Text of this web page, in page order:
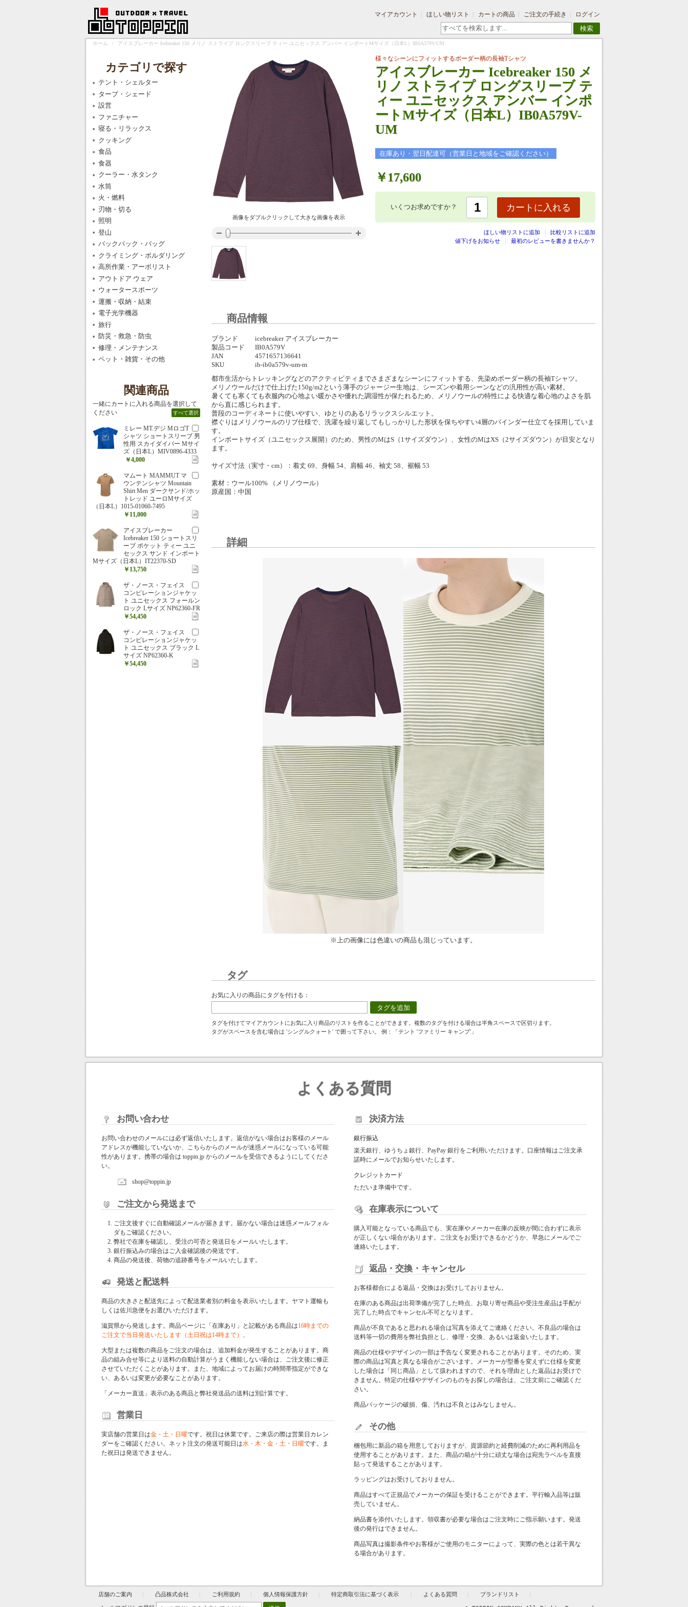
マイアカウント ほしい物リスト カートの商品 ご注文の手続き ログイン
検索
ホーム / アイスブレーカー Icebreaker 150 メリノ ストライプ ロングスリーブ ティー ユニセックス アンバー インポートMサイズ（日本L）IB0A579V-UM
様々なシーンにフィットするボーダー柄の長袖Tシャツ
アイスブレーカー Icebreaker 150 メ
リノ ストライプ ロングスリーブ テ
ィー ユニセックス アンバー インポ
ートMサイズ（日本L）IB0A579V-
UM
在庫あり・翌日配達可（営業日と地域をご確認ください）
￥17,600
いくつお求めですか？ カートに入れる
ほしい物リストに追加
比較リストに追加
最初のレビューを書きませんか？
値下げをお知らせ
画像をダブルクリックして大きな画像を表示
商品情報
ブランド
icebreaker アイスブレーカー
製品コード
IB0A579V
JAN
4571657136641
SKU
ib-ib0a579v-um-m
都市生活からトレッキングなどのアクティビティまでさまざまなシーンにフィットする、先染めボーダー柄の長袖Tシャツ。
メリノウールだけで仕上げた150g/m2という薄手のジャージー生地は、シーズンや着用シーンなどの汎用性が高い素材。
暑くても寒くても衣服内の心地よい暖かさや優れた調湿性が保たれるため、メリノウールの特性による快適な着心地のよさを肌
から直に感じられます。
普段のコーディネートに使いやすい、ゆとりのあるリラックスシルエット。
襟ぐりはメリノウールのリブ仕様で、洗濯を繰り返してもしっかりした形状を保ちやすい4層のバインダー仕立てを採用していま
す。
インポートサイズ（ユニセックス展開）のため、男性のMはS（1サイズダウン）、女性のMはXS（2サイズダウン）が目安となり
ます。
サイズ寸法（実寸・cm）：着丈 69、身幅 54、肩幅 46、袖丈 58、裾幅 53
素材：ウール100% （メリノウール）
原産国：中国
詳細
※上の画像には色違いの商品も混じっています。
タグ
お気に入りの商品にタグを付ける：
タグを追加
タグを付けてマイアカウントにお気に入り商品のリストを作ることができます。複数のタグを付ける場合は半角スペースで区切ります。
タグがスペースを含む場合は 'シングルクォート' で囲って下さい。 例：「テント 'ファミリー キャンプ'」
カテゴリで探す
テント・シェルター
タープ・シェード
設営
ファニチャー
寝る・リラックス
クッキング
食品
食器
クーラー・水タンク
水筒
火・燃料
刃物・切る
照明
登山
バックパック・バッグ
クライミング・ボルダリング
高所作業・アーボリスト
アウトドア ウェア
ウォータースポーツ
運搬・収納・結束
電子光学機器
旅行
防災・救急・防虫
修理・メンテナンス
ペット・雑貨・その他
関連商品
一緒にカートに入れる商品を選択して
ください
すべて選択
ミレー MT.デジ MロゴT
シャツ ショートスリーブ 男
性用 スカイダイバー Mサイ
ズ（日本L）MIV0896-4333
￥4,000
マムート MAMMUT マ
ウンテンシャツ Mountain
Shirt Men ダークサンド/ホッ
トレッド ユーロMサイズ
（日本L）1015-01060-7495
￥11,000
アイスブレーカー
Icebreaker 150 ショートスリ
ーブ ポケット ティー ユニ
セックス サンド インポート
Mサイズ（日本L）IT22370-SD
￥13,750
ザ・ノース・フェイス
コンピレーションジャケッ
ト ユニセックス フォールン
ロック Lサイズ NP62360-FR
￥54,450
ザ・ノース・フェイス
コンピレーションジャケッ
ト ユニセックス ブラック L
サイズ NP62360-K
￥54,450
よくある質問
お問い合わせ
お問い合わせのメールには必ず返信いたします。返信がない場合はお客様のメール
アドレスが機能していないか、こちらからのメールが迷惑メールになっている可能
性があります。携帯の場合は toppin.jp からのメールを受信できるようにしてくださ
い。
shop@toppin.jp
ご注文から発送まで
ご注文後すぐに自動確認メールが届きます。届かない場合は迷惑メールフォル
ダもご確認ください。
弊社で在庫を確認し、受注の可否と発送日をメールいたします。
銀行振込みの場合はご入金確認後の発送です。
商品の発送後、荷物の追跡番号をメールいたします。
発送と配送料
商品の大きさと配送先によって配送業者別の料金を表示いたします。ヤマト運輸も
しくは佐川急便をお選びいただけます。
滋賀県から発送します。商品ページに「在庫あり」と記載がある商品は16時までの
ご注文で当日発送いたします（土日祝は14時まで）。
大型または複数の商品をご注文の場合は、追加料金が発生することがあります。商
品の組み合せ等により送料の自動計算がうまく機能しない場合は、ご注文後に修正
させていただくことがあります。また、地域によってお届けの時間帯指定ができな
い、あるいは変更が必要なことがあります。
「メーカー直送」表示のある商品と弊社発送品の送料は別計算です。
営業日
実店舗の営業日は金・土・日曜です。祝日は休業です。ご来店の際は営業日カレン
ダーをご確認ください。ネット注文の発送可能日は水・木・金・土・日曜です。ま
た祝日は発送できません。
決済方法
銀行振込
楽天銀行、ゆうちょ銀行、PayPay 銀行をご利用いただけます。口座情報はご注文承
諾時にメールでお知らせいたします。
クレジットカード
ただいま準備中です。
在庫表示について
購入可能となっている商品でも、実在庫やメーカー在庫の反映が間に合わずに表示
が正しくない場合があります。ご注文をお受けできるかどうか、早急にメールでご
連絡いたします。
返品・交換・キャンセル
お客様都合による返品・交換はお受けしておりません。
在庫のある商品は出荷準備が完了した時点、お取り寄せ商品や受注生産品は手配が
完了した時点でキャンセル不可となります。
商品が不良であると思われる場合は写真を添えてご連絡ください。不良品の場合は
送料等一切の費用を弊社負担とし、修理・交換、あるいは返金いたします。
商品の仕様やデザインの一部は予告なく変更されることがあります。そのため、実
際の商品は写真と異なる場合がございます。メーカーが型番を変えずに仕様を変更
した場合は「同じ商品」として扱われますので、それを理由とした返品はお受けで
きません。特定の仕様やデザインのものをお探しの場合は、ご注文前にご確認くだ
さい。
商品パッケージの破損、傷、汚れは不良とはみなしません。
その他
梱包用に新品の箱を用意しておりますが、資源節約と経費削減のために再利用品を
使用することがあります。また、商品の箱が十分に頑丈な場合は宛先ラベルを直接
貼って発送することがあります。
ラッピングはお受けしておりません。
商品はすべて正規品でメーカーの保証を受けることができます。平行輸入品等は販
売していません。
納品書を添付いたします。領収書が必要な場合はご注文時にご指示願います。発送
後の発行はできません。
商品写真は撮影条件やお客様がご使用のモニターによって、実際の色とは若干異な
る場合があります。
店舗のご案内 凸品株式会社 ご利用規約 個人情報保護方針 特定商取引法に基づく表示 よくある質問 ブランドリスト